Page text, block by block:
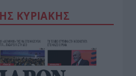
ΚΥΡΙΑΚΗΣ